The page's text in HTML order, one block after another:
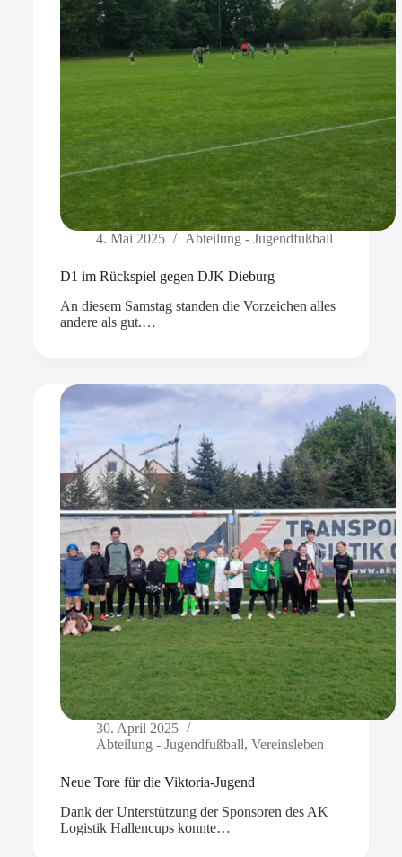
4. Mai 2025 Abteilung - Jugendfußball
D1 im Rückspiel gegen DJK Dieburg
An diesem Samstag standen die Vorzeichen alles
andere als gut.…
30. April 2025
Abteilung - Jugendfußball, Vereinsleben
Neue Tore für die Viktoria-Jugend
Dank der Unterstützung der Sponsoren des AK
Logistik Hallencups konnte…